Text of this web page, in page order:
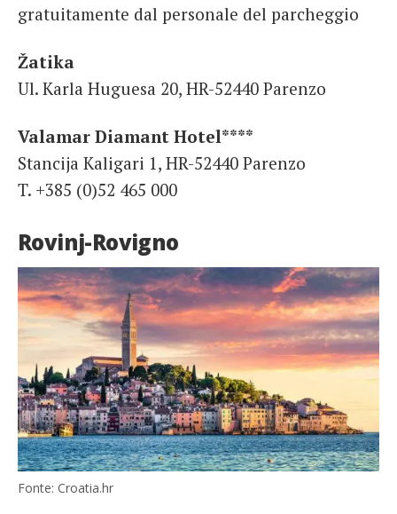
gratuitamente dal personale del parcheggio
Žatika
Ul. Karla Huguesa 20, HR-52440 Parenzo
Valamar Diamant Hotel****
Stancija Kaligari 1, HR-52440 Parenzo
T. +385 (0)52 465 000
Rovinj-Rovigno
Fonte: Croatia.hr